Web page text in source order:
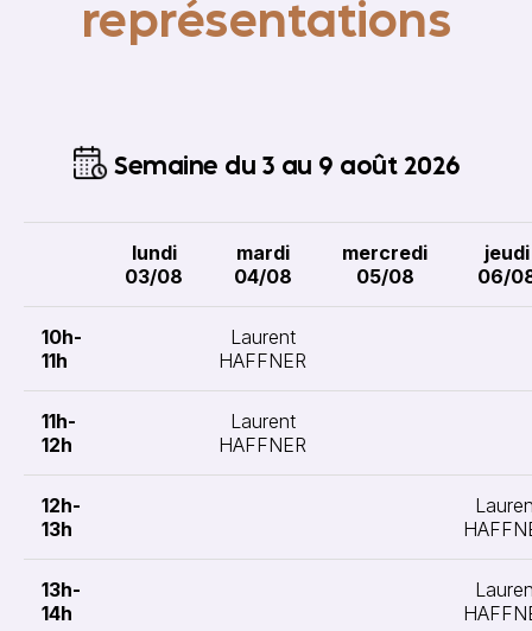
représentations
Semaine du 3 au 9 août 2026
lundi
03/08
mardi
04/08
mercredi
05/08
jeudi
06/
10h-
11h
Laurent
HAFFNER
11h-
12h
Laurent
HAFFNER
12h-
13h
13h-
14h